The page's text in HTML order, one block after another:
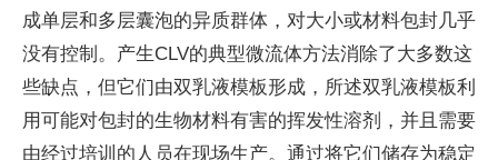
成单层和多层囊泡的异质群体，对大小或材料包封几乎
没有控制。产生CLV的典型微流体方法消除了大多数这
些缺点，但它们由双乳液模板形成，所述双乳液模板利
用可能对包封的生物材料有害的挥发性溶剂，并且需要
由经过培训的人员在现场生产。通过将它们储存为稳定